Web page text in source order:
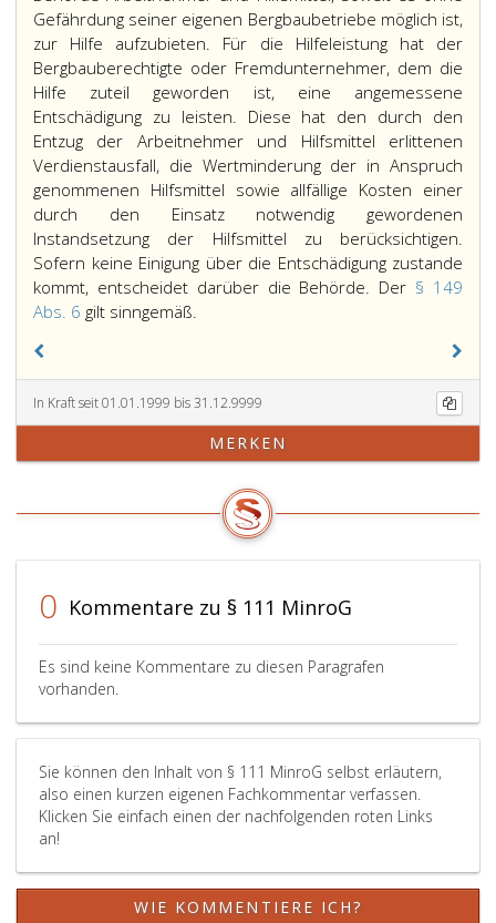
Gefährdung seiner eigenen Bergbaubetriebe möglich ist,
zur Hilfe aufzubieten. Für die Hilfeleistung hat der
Bergbauberechtigte oder Fremdunternehmer, dem die
Hilfe zuteil geworden ist, eine angemessene
Entschädigung zu leisten. Diese hat den durch den
Entzug der Arbeitnehmer und Hilfsmittel erlittenen
Verdienstausfall, die Wertminderung der in Anspruch
genommenen Hilfsmittel sowie allfällige Kosten einer
durch den Einsatz notwendig gewordenen
Instandsetzung der Hilfsmittel zu berücksichtigen.
Sofern keine Einigung über die Entschädigung zustande
kommt, entscheidet darüber die Behörde. Der § 149
Abs. 6 gilt sinngemäß.
bei
Ausübung
der
im
Absatz
eins,
Tätigkeiten
jeder
Bergbauberechtigte
Verlangen
davon
betroffenen
Bergbauberechtigten
Fremdunternehmers
und
In Kraft seit 01.01.1999 bis 31.12.9999
MERKEN
0 Kommentare zu § 111 MinroG
Es sind keine Kommentare zu diesen Paragrafen
vorhanden.
Sie können den Inhalt von § 111 MinroG selbst erläutern,
also einen kurzen eigenen Fachkommentar verfassen.
Klicken Sie einfach einen der nachfolgenden roten Links
an!
WIE KOMMENTIERE ICH?